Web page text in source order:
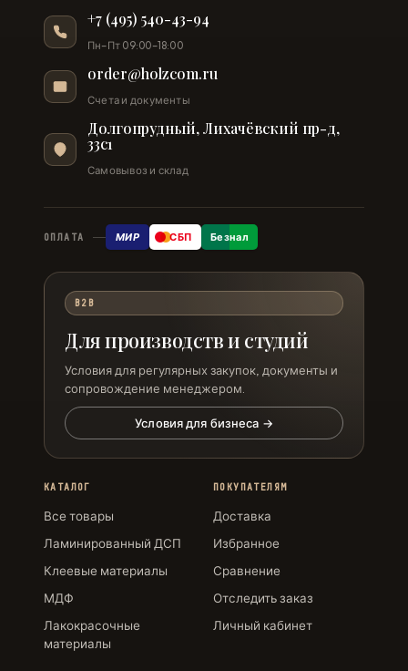
+7 (495) 540-43-94
Пн–Пт 09:00–18:00
order@holzcom.ru
Счета и документы
Долгопрудный, Лихачёвский пр-д,
33с1
Самовывоз и склад
ОПЛАТА МИР СБП Безнал
B2B
Для производств и студий
Условия для регулярных закупок, документы и
сопровождение менеджером.
Условия для бизнеса →
КАТАЛОГ
Все товары
Ламинированный ДСП
Клеевые материалы
МДФ
Лакокрасочные
материалы
ПОКУПАТЕЛЯМ
Доставка
Избранное
Сравнение
Отследить заказ
Личный кабинет